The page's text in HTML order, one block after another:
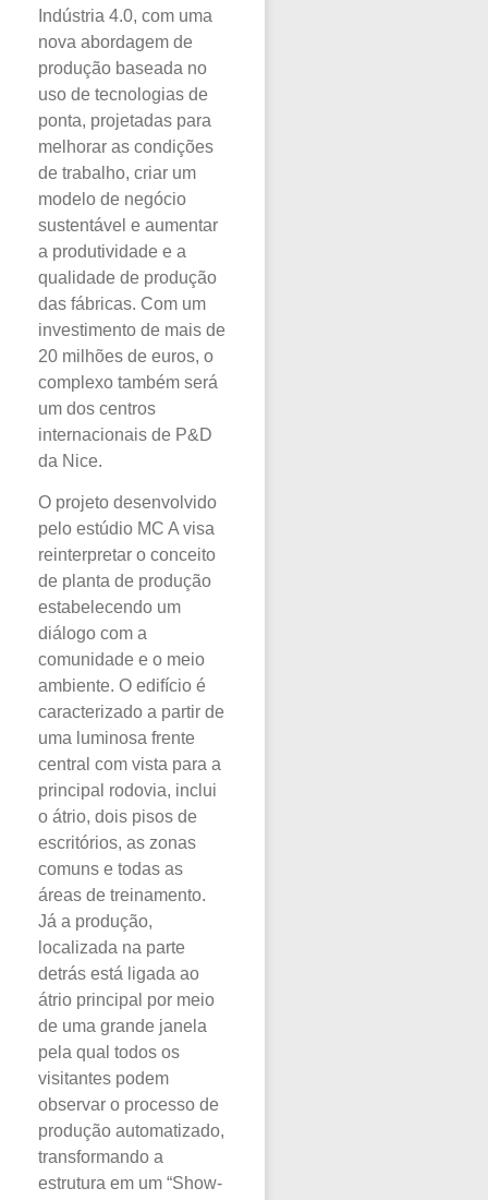
Indústria 4.0, com uma
nova abordagem de
produção baseada no
uso de tecnologias de
ponta, projetadas para
melhorar as condições
de trabalho, criar um
modelo de negócio
sustentável e aumentar
a produtividade e a
qualidade de produção
das fábricas. Com um
investimento de mais de
20 milhões de euros, o
complexo também será
um dos centros
internacionais de P&D
da Nice.
O projeto desenvolvido
pelo estúdio MC A visa
reinterpretar o conceito
de planta de produção
estabelecendo um
diálogo com a
comunidade e o meio
ambiente. O edifício é
caracterizado a partir de
uma luminosa frente
central com vista para a
principal rodovia, inclui
o átrio, dois pisos de
escritórios, as zonas
comuns e todas as
áreas de treinamento.
Já a produção,
localizada na parte
detrás está ligada ao
átrio principal por meio
de uma grande janela
pela qual todos os
visitantes podem
observar o processo de
produção automatizado,
transformando a
estrutura em um “Show-